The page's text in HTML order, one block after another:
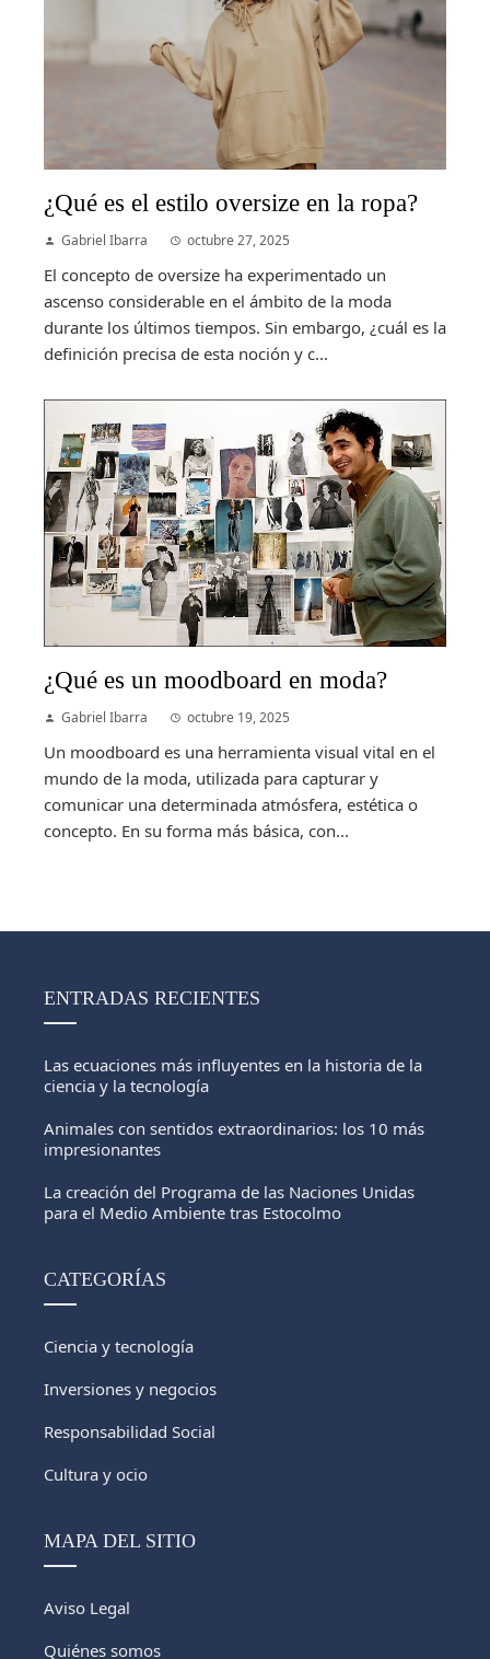
¿Qué es el estilo oversize en la ropa?
Gabriel Ibarra octubre 27, 2025
El concepto de oversize ha experimentado un
ascenso considerable en el ámbito de la moda
durante los últimos tiempos. Sin embargo, ¿cuál es la
definición precisa de esta noción y c...
¿Qué es un moodboard en moda?
Gabriel Ibarra octubre 19, 2025
Un moodboard es una herramienta visual vital en el
mundo de la moda, utilizada para capturar y
comunicar una determinada atmósfera, estética o
concepto. En su forma más básica, con...
ENTRADAS RECIENTES
Las ecuaciones más influyentes en la historia de la
ciencia y la tecnología
Animales con sentidos extraordinarios: los 10 más
impresionantes
La creación del Programa de las Naciones Unidas
para el Medio Ambiente tras Estocolmo
CATEGORÍAS
Ciencia y tecnología
Inversiones y negocios
Responsabilidad Social
Cultura y ocio
MAPA DEL SITIO
Aviso Legal
Quiénes somos